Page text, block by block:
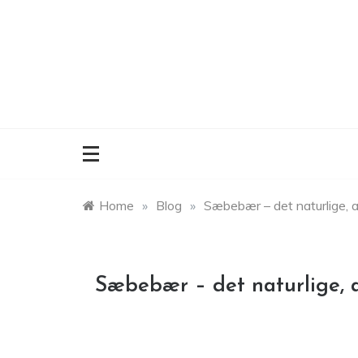
Home » Blog » Sæbebær – det naturlige,
Sæbebær – det naturlige,